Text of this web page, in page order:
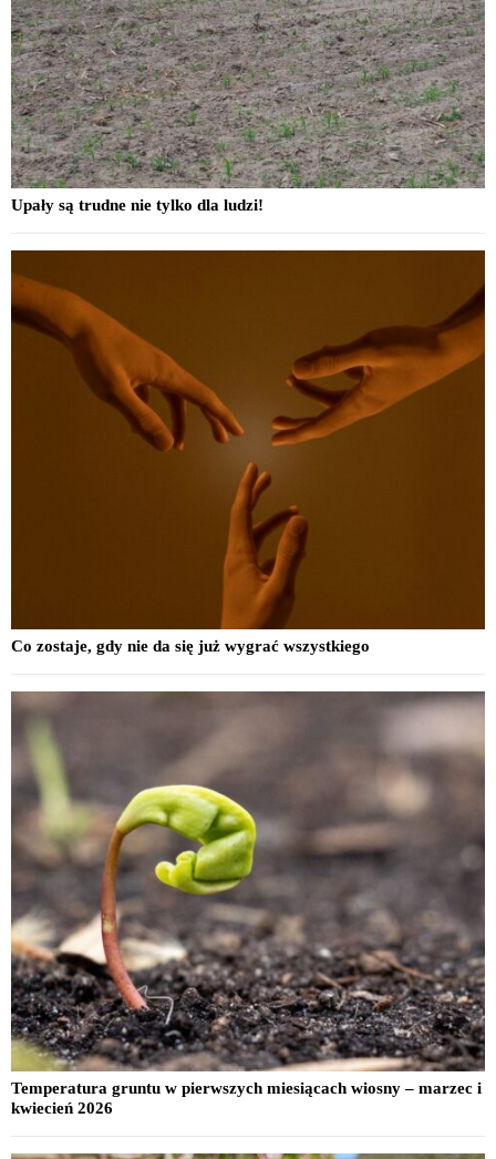
Upały są trudne nie tylko dla ludzi!
Co zostaje, gdy nie da się już wygrać wszystkiego
Temperatura gruntu w pierwszych miesiącach wiosny – marzec i
kwiecień 2026